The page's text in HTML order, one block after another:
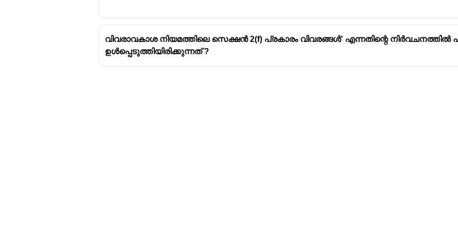
വിവരാവകാശ നിയമത്തിലെ സെക്ഷൻ 2(f) പ്രകാരം വിവരങ്ങൾ' എന്നതിന്റെ നിർവചനത്തിൽ
ഉൾപ്പെടുത്തിയിരിക്കുന്നത് ?